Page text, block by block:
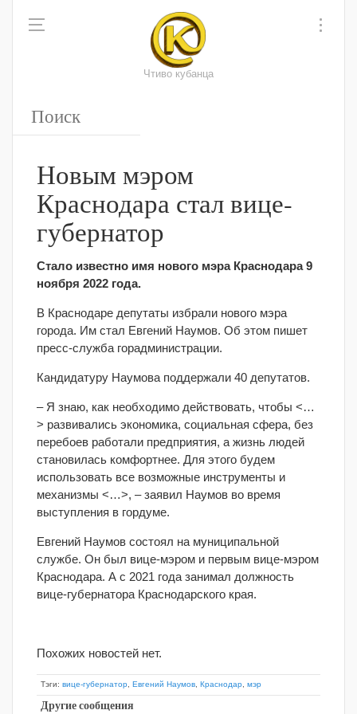
Чтиво кубанца
Новым мэром
Краснодара стал вице-
губернатор
Стало известно имя нового мэра Краснодара 9
ноября 2022 года.
В Краснодаре депутаты избрали нового мэра
города. Им стал Евгений Наумов. Об этом пишет
пресс-служба горадминистрации.
Кандидатуру Наумова поддержали 40 депутатов.
– Я знаю, как необходимо действовать, чтобы <…
> развивались экономика, социальная сфера, без
перебоев работали предприятия, а жизнь людей
становилась комфортнее. Для этого будем
использовать все возможные инструменты и
механизмы <…>, – заявил Наумов во время
выступления в гордуме.
Евгений Наумов состоял на муниципальной
службе. Он был вице-мэром и первым вице-мэром
Краснодара. А с 2021 года занимал должность
вице-губернатора Краснодарского края.
Похожих новостей нет.
Тэги: вице-губернатор Евгений Наумов Краснодар мэр
Другие сообщения